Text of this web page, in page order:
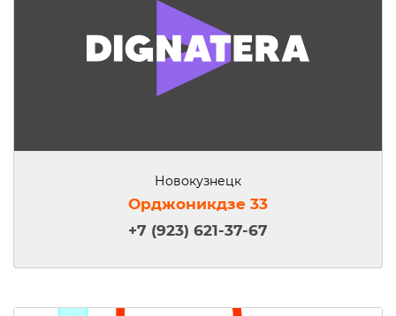
Новокузнецк
Орджоникдзе 33
+7 (923) 621-37-67